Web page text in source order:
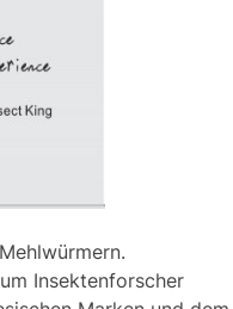
Insektenforscher